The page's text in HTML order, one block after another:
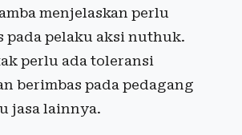
menjelaskan perlu
pada pelaku aksi nuthuk.
perlu ada toleransi
berimbas pada pedagang
jasa lainnya.